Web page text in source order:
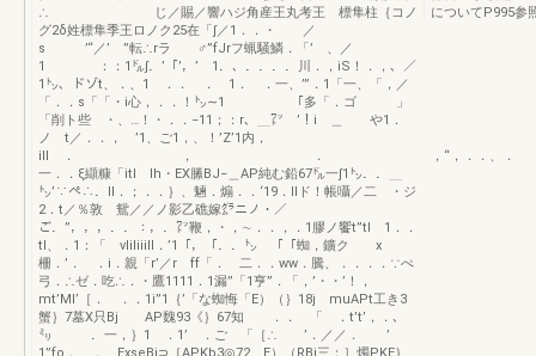
∴ じ／賜／響ハジ角産王丸考王 標隼柱｛コノ
グ2δ姓標隼季王ロノク25在「∫／1．．・ ／
s ’“／’ ”転∴rラ ♂”fJrフ蝋騒鱗．「’ 、／
1 ：：1㌦∫．’「’，’ 1．、．．．．川．，iS！．，、／
1㌧、ドゾt、．、1 ．． ． 1． ．一、’”．1「一、「，／
「．．s「「・i心，．．！㌧∼1 「多「．ゴ 」
「削ト些 ・、…！・．．−11；：r、＿㍗ ’！i ＿ や1．
ノ t／．．， ’1、ご1，、！’Z’1内，
ill ． ， ． ，“，．．、．
一．．ξ纈糠「itl lh・EX縢BJ−＿AP純む鉛67㌦一∫1㌧．．＿
㌧’∵ぺ∴．II．；．．｝、魎．煽．．‘19．llド！帳囁／二 ・ジ
2．t／％敦 鴛／／ノ影乙礁嫁㌘ニノ・／
ご．”，，，．．：，．㍗鞭，・，∼．．，．1膠ノ饗t”tl 1．．
tl、．1：「 vIiliiill．’1「，「．．㌧ 「「蜘，鑛ク x
柵．’． ．i．親「r’／r ff「． 二．．ww．騰、．．．．∵ぺ
弓．∴ゼ．吃∴．・鷹1111．1漏”「1亨”．「，’・・’！，
mt’Ml’［． ．．1i”1｛’「な蜘悔「E）（｝18j muAPt工き3
蟹｝7墓X只Bj AP魏93《｝67知 ．． 「 ．t’t’，．、
㍉ ．一，｝1 ．1’ ．ご 「［∴ ’．／／． ’
についてP995参